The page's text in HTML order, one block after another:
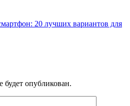
20 лучших вариантов для
опубликован.